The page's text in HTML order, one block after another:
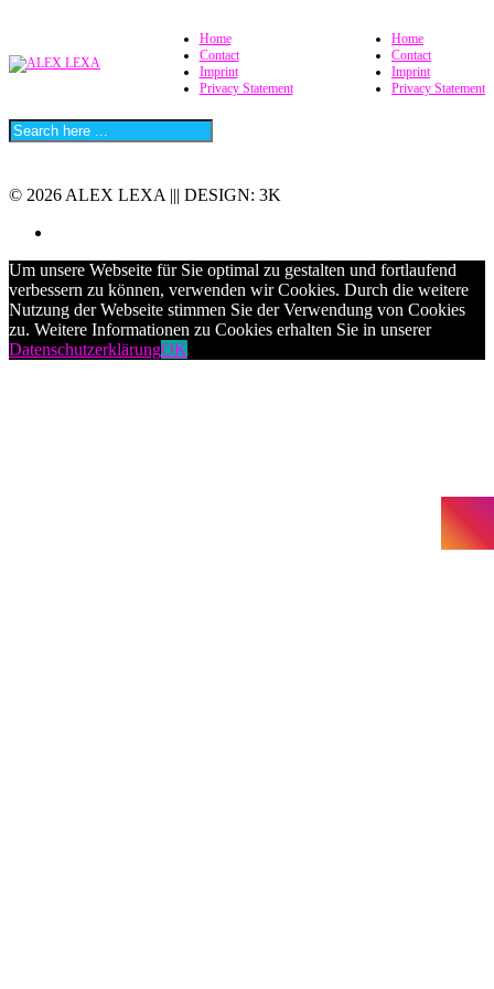
Home
Contact
Imprint
Privacy Statement
Home
Contact
Imprint
Privacy Statement
© 2026 ALEX LEXA ||| DESIGN: 3K
Um unsere Webseite für Sie optimal zu gestalten und fortlaufend
verbessern zu können, verwenden wir Cookies. Durch die weitere
Nutzung der Webseite stimmen Sie der Verwendung von Cookies
zu. Weitere Informationen zu Cookies erhalten Sie in unserer
DatenschutzerklärungOK